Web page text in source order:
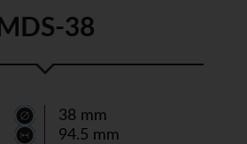
MDS-38
38 mm
94.5 mm